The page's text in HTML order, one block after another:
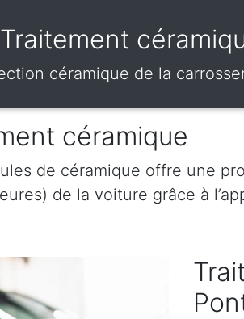
Traitement
céramique de la
céramique
de céramique offre une
de la voiture grâce à